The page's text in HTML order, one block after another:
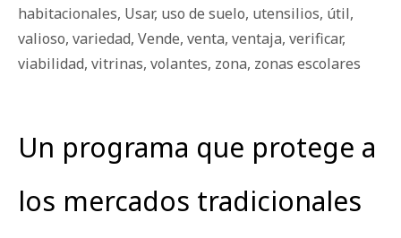
habitacionales, Usar, uso de suelo, utensilios, útil,
valioso, variedad, Vende, venta, ventaja, verificar,
viabilidad, vitrinas, volantes, zona, zonas escolares
Un programa que protege a
los mercados tradicionales